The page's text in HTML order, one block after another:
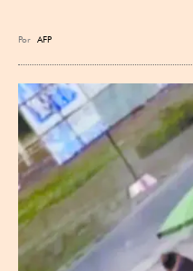
Por AFP